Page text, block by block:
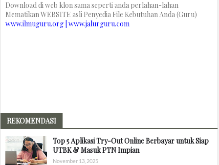
Download di web klon sama seperti anda perlahan-lahan
Mematikan WEBSITE asli Penyedia File Kebutuhan Anda (Guru)
www.ilmuguru.org | www.jalurguru.com
REKOMENDASI
Top 5 Aplikasi Try-Out Online Berbayar untuk Siap
UTBK & Masuk PTN Impian
November 13, 2025